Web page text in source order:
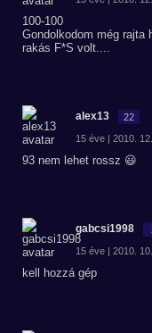
100-100
Gondolkodom még rajta
rakás F*S volt....
alex13 22
15 éve | 2010.
93 nem lehet rossz 😃
gabcsi1998
15 éve | 2010.
kell hozzá gép